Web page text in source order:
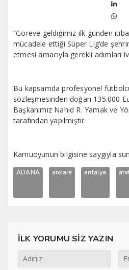
“Göreve geldiğimiz ilk günden
mücadele ettiği Süper Lig’de
etmesi amacıyla gerekli adımları
Bu kapsamda profesyonel
sözleşmesinden doğan 135.000
Başkanımız Nahid R. Yamak ve
tarafından yapılmıştır.
Kamuoyunun bilgisine saygıyla
ADANA ankara antalya
İLK YORUMU SİZ YAZIN